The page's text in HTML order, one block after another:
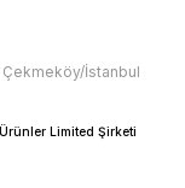
Çekmeköy/İstanbul
Limited Şirketi